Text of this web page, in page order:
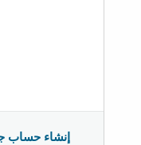
إنشاء حساب